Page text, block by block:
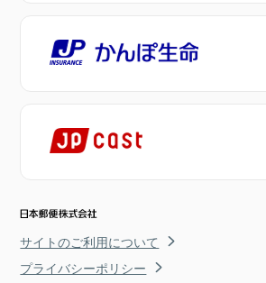
サイトのご利用について
プライバシーポリシー